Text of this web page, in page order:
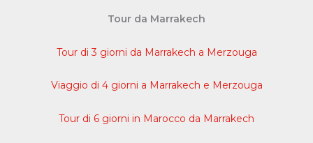
Tour da Marrakech
Tour di 3 giorni da Marrakech a Merzouga
Viaggio di 4 giorni a Marrakech e Merzouga
Tour di 6 giorni in Marocco da Marrakech